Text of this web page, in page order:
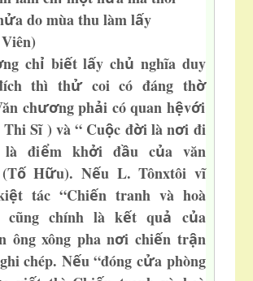
ửa do mùa thu làm lấy
ng chỉ biết lấy chủ nghĩa duy
thì thửcoi có đáng thờ
chương phải có quan hệvới
Thi Sĩ ) và “ Cuộc đời là nơi đi
là điểm khởi đầu của văn
ốHữu). Nếu L. Tônxtôi vĩ
ệt tác “Chiến tranh và hoà
cũng chính là kết quả của
ông xông pha nơi chiến trận
chép. Nếu “đóng cửa phòng